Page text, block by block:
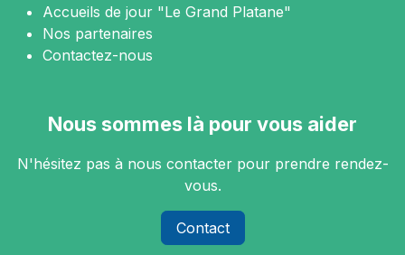
Accueils de jour "Le Grand Platane"
Nos partenaires
Contactez-nous
Nous sommes là pour vous aider
N'hésitez pas à nous contacter pour prendre rendez-
vous.
Contact